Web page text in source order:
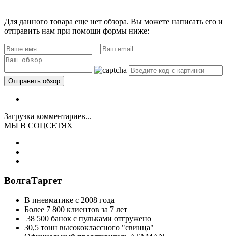
Для данного товара еще нет обзора. Вы можете написать его и
отправить нам при помощи формы ниже:
Загрузка комментариев...
МЫ В СОЦСЕТЯХ
ВолгаТаргет
В пневматике с 2008 года
Более 7 800 клиентов за 7 лет
38 500 банок с пульками отгружено
30,5 тонн высококлассного "свинца"